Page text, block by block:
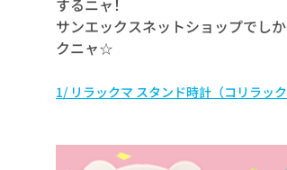
するニャ！
サンエックスネットショップでし
クニャ☆
1/ リラックマ スタンド時計（コリラック